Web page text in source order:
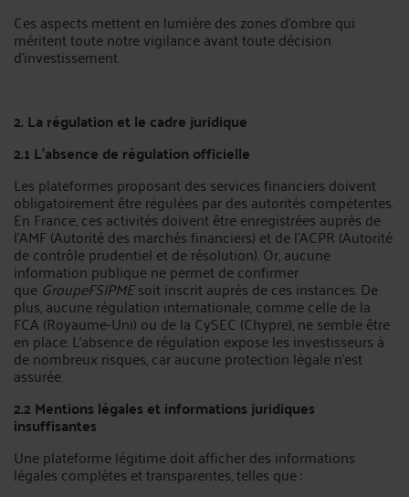
Ces aspects mettent en lumière des zones d’ombre qui
méritent toute notre vigilance avant toute décision
d’investissement.
2. La régulation et le cadre juridique
2.1 L'absence de régulation officielle
Les plateformes proposant des services financiers doivent
obligatoirement être régulées par des autorités compétentes.
En France, ces activités doivent être enregistrées auprès de
l'AMF (Autorité des marchés financiers) et de l'ACPR (Autorité
de contrôle prudentiel et de résolution). Or, aucune
information publique ne permet de confirmer
que GroupeFSIPMEsoit inscrit auprès de ces instances. De
plus, aucune régulation internationale, comme celle de la
FCA (Royaume-Uni) ou de la CySEC (Chypre), ne semble être
en place. L’absence de régulation expose les investisseurs à
de nombreux risques, car aucune protection légale n’est
assurée.
2.2 Mentions légales et informations juridiques
insuffisantes
Une plateforme légitime doit afficher des informations
légales complètes et transparentes, telles que :